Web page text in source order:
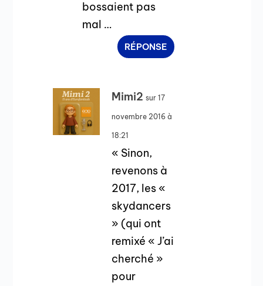
bossaient pas
mal …
RÉPONSE
Mimi2 sur 17
novembre 2016 à
18:21
« Sinon,
revenons à
2017, les «
skydancers
» (qui ont
remixé « J’ai
cherché »
pour